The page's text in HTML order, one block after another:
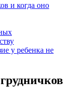
и когда оно
у ребенка не